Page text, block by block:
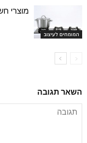
המומחים לעיצוב
מוצרי
השאר תגובה